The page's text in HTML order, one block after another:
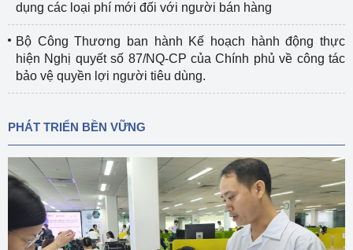
dụng các loại phí mới đối với người bán hàng
Bộ Công Thương ban hành Kế hoạch hành động thực
hiện Nghị quyết số 87/NQ-CP của Chính phủ về công tác
bảo vệ quyền lợi người tiêu dùng.
PHÁT TRIỂN BỀN VỮNG